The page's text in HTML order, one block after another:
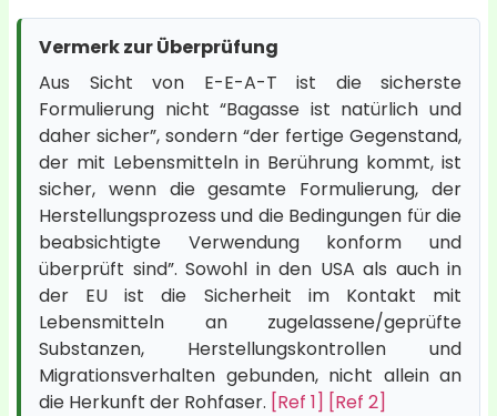
Vermerk zur Überprüfung
Aus Sicht von E-E-A-T ist die sicherste
Formulierung nicht “Bagasse ist natürlich und
daher sicher”, sondern “der fertige Gegenstand,
der mit Lebensmitteln in Berührung kommt, ist
sicher, wenn die gesamte Formulierung, der
Herstellungsprozess und die Bedingungen für die
beabsichtigte Verwendung konform und
überprüft sind”. Sowohl in den USA als auch in
der EU ist die Sicherheit im Kontakt mit
Lebensmitteln an zugelassene/geprüfte
Substanzen, Herstellungskontrollen und
Migrationsverhalten gebunden, nicht allein an
die Herkunft der Rohfaser. [Ref 1] [Ref 2]